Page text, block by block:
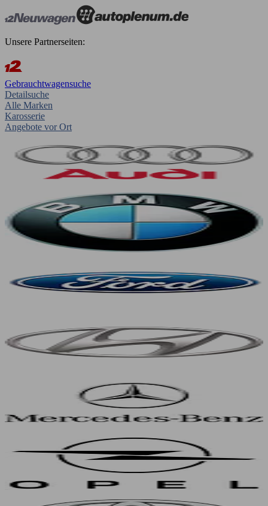
Unsere Partnerseiten:
Gebrauchtwagensuche
Detailsuche
Alle Marken
Karosserie
Angebote vor Ort